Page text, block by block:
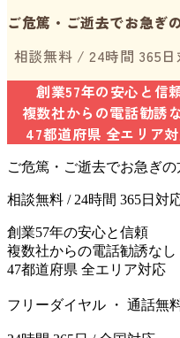
ご危篤・ご逝去でお急ぎ
相談無料 / 24時間 365日
創業57年の安心と信
複数社からの電話勧誘
47都道府県 全エリア
ご危篤・ご逝去でお急ぎの
相談無料 / 24時間 365日対
創業57年の安心と信頼
複数社からの電話勧誘なし
47都道府県 全エリア対応
フリーダイヤル ・ 通話無